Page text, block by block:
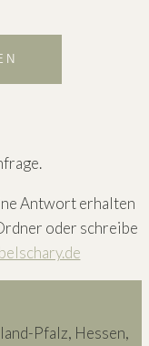
Antwort erhalten
oder schreibe
Pfalz, Hessen,